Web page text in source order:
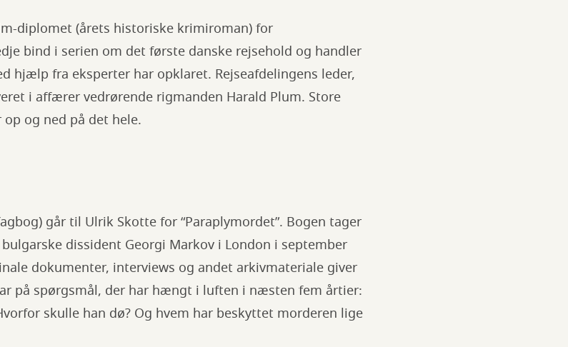
diplomet (årets historiske krimiroman) for
bind i serien om det første danske rejsehold og handler
hjælp fra eksperter har opklaret. Rejseafdelingens leder,
i affærer vedrørende rigmanden Harald Plum. Store
og ned på det hele.
går til Ulrik Skotte for “Paraplymordet”. Bogen tager
dissident Georgi Markov i London i september
dokumenter, interviews og andet arkivmateriale giver
på spørgsmål, der har hængt i luften i næsten fem årtier:
skulle han dø? Og hvem har beskyttet morderen lige